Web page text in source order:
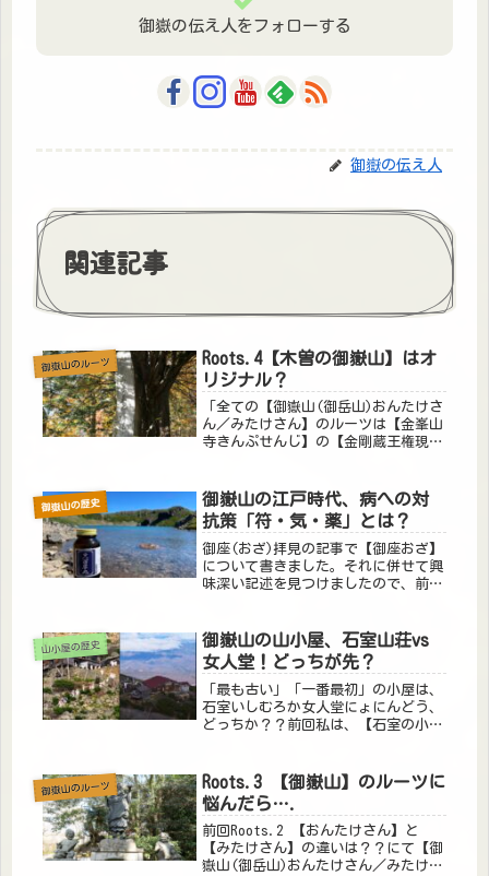
御嶽の伝え人をフォローする
御嶽の伝え人
関連記事
御嶽山のルーツ
Roots.4【木曽の御嶽山】はオ
リジナル？
「全ての【御嶽山(御岳山)おんたけさ
ん／みたけさん】のルーツは【金峯山
寺きんぷせんじ】の【金剛蔵王権現こ
悩んだら….で言いました。 です
が、こう言い切るまでに随分と時...
御嶽山の歴史
御嶽山の江戸時代、病への対
抗策「符・気・薬」とは？
御座(おざ)拝見の記事で【御座おざ】
について書きました。それに併せて興
味深い記述を見つけましたので、前回
ける重要な儀式です。【御座おざ】が
いつ頃から成立したのかは正確には不
明...
山小屋の歴史
御嶽山の山小屋、石室山荘vs
女人堂！どっちが先？
「最も古い」「一番最初」の小屋は、
石室いしむろか女人堂にょにんどう、
どっちか？？前回私は、【石室の小
女人堂のホームページは間違っている
の？」と思いますよね？女人堂は、御
嶽の...
御嶽山のルーツ
Roots.3 【御嶽山】のルーツに
悩んだら….
前回Roots.2 【おんたけさん】と
【みたけさん】の違いは？？にて【御
嶽山(御岳山)おんたけさん／みたけさ